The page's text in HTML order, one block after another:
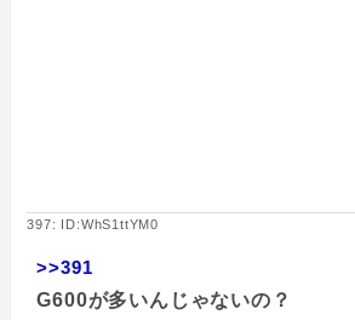
397: ID:WhS1ttYM0
>>391
G600が多いんじゃないの？